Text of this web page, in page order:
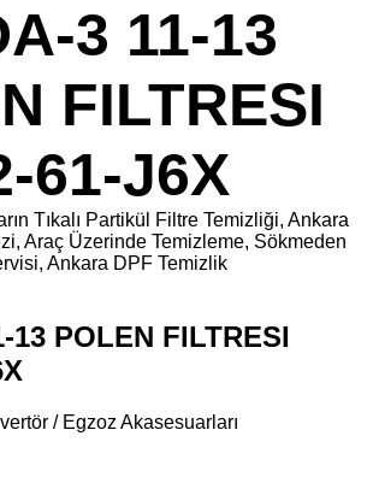
3 11-13
FILTRESI
61-J6X
Tıkalı Partikül Filtre Temizliği, Ankara
Araç Üzerinde Temizleme, Sökmeden
Ankara DPF Temizlik
13 POLEN FILTRESI
/ Egzoz Akasesuarları